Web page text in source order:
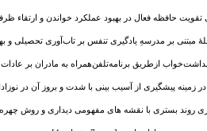
حافظه فعال در بهبود عملکرد خواندن و ارتقاء ظرفیت
مبتنی بر مدرسهِ یادگیری تنفس بر تاب‌آوری تحصیلی و بهزیستی
ازطریق برنامه‌تلفن‌همراه به مادران بر عادات‌خواب
پیشگیری از آسیب بینی با شدت و بروز آن در نوزادان
روند بستری با نقشه های مفهومی دیداری و روش چهره به